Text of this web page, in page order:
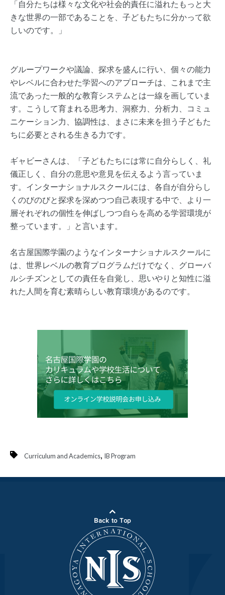
「自分たちは様々な文化や社会的責任に溢れたもっと大
きな世界の一部であることを、子どもたちに分かって欲
しいのです。」
グループワークや議論、探求を盛んに行い、個々の能力
やレベルに合わせた学習へのアプローチは、これまで主
流であった一般的な教育システムとは一線を画していま
す。こうして育まれる思考力、洞察力、分析力、コミュ
ニケーション力、協調性は、まさに未来を担う子どもた
ちに必要とされる生きる力です。
ギャビーさんは、「子どもたちには常に自分らしく、礼
儀正しく、自分の意思や意見を伝えるよう言っていま
す。インターナショナルスクールには、各自が自分らし
くのびのびと探求を深めつつ自己表現する中で、より一
層それぞれの個性を伸ばしつつ自らを高める学習環境が
整っています。」と言います。
名古屋国際学園のようなインターナショナルスクールに
は、世界レベルの教育プログラムだけでなく、グローバ
ルシチズンとしての責任を自覚し、思いやりと知性に溢
れた人間を育む素晴らしい教育環境があるのです。
Curriculum and Academics, IB Program
Back to Top